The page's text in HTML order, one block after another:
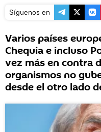
Síguenos en
Varios países
Chequia e incluso
vez más en contra
organismos no
desde el otro lado